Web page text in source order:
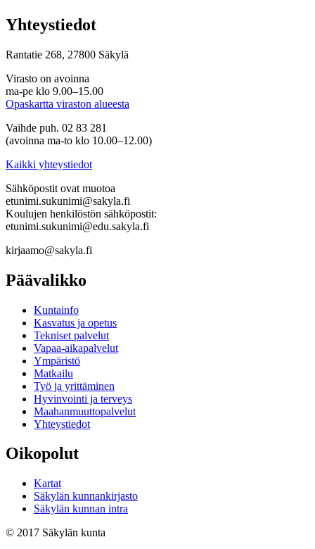
Yhteystiedot
Rantatie 268, 27800 Säkylä
Virasto on avoinna
ma-pe klo 9.00–15.00
Opaskartta viraston alueesta
Vaihde puh. 02 83 281
(avoinna ma-to klo 10.00–12.00)
Kaikki yhteystiedot
Sähköpostit ovat muotoa
etunimi.sukunimi@sakyla.fi
Koulujen henkilöstön sähköpostit:
etunimi.sukunimi@edu.sakyla.fi
kirjaamo@sakyla.fi
Päävalikko
Kunta­info
Kasvatus ja opetus
Tekniset palvelut
Vapaa-aika­palvelut
Ympä­ristö
Mat­kailu
Työ ja yrittä­minen
Hyvinvointi ja terveys
Maahanmuuttopalvelut
Yhteystiedot
Oikopolut
Kartat
Säkylän kunnankirjasto
Säkylän kunnan intra
© 2017 Säkylän kunta